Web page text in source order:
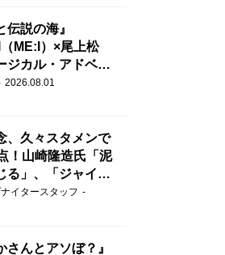
伝説の海』
ME:I）×尾上松
ジカル・アドベン
声を響かせる
2026.08.01
、久々スタメンで
！山崎隆造氏「泥
る」、「ジャイア
ないタイプ」
イタースタッフ
さんとアソぼ？』